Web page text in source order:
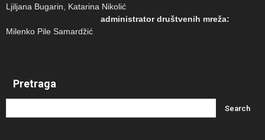
Ljiljana Bugarin, Katarina Nikolić
administrator društvenih mreža:
Milenko Pile Samardžić
Pretraga